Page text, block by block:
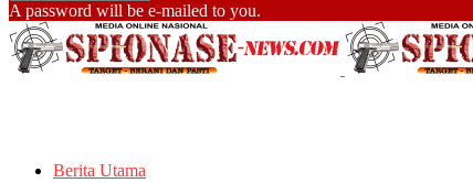
A password will be e-mailed to you.
Berita Utama